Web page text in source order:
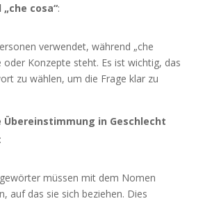
„che cosa“:
verwendet, während „che
oder Konzepte steht. Es ist wichtig, das
zu wählen, um die Frage klar zu
Übereinstimmung in Geschlecht
:
müssen mit dem Nomen
auf das sie sich beziehen. Dies